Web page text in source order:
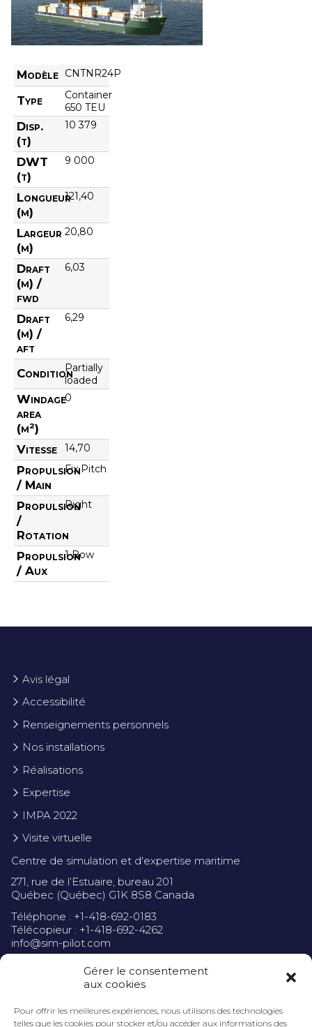
Gérer le consentement
aux cookies
Pour offrir les meilleures expériences, nous utilisons des technologies
telles que les cookies pour stocker et/ou accéder aux informations des
Modèle CNTNR24P
Type
Container
650 TEU
Disp.
(t)
10 379
DWT
(t)
9 000
Longueur
(m)
121,40
Largeur
(m)
20,80
Draft
(m) /
fwd
6,03
Draft
(m) /
aft
6,29
ConditionPartially
loaded
Windage
area
(m²)
0
Vitesse 14,70
Propulsion
/ Main
Fix Pitch
Propulsion
/
Rotation
Right
Propulsion
/ Aux
1 Bow
Avis légal
Accessibilité
Renseignements personnels
Nos installations
Réalisations
Expertise
IMPA 2022
Visite virtuelle
Centre de simulation et d'expertise maritime
271, rue de l’Estuaire, bureau 201
Québec (Québec) G1K 8S8 Canada
Téléphone : +1-418-692-0183
Télécopieur : +1-418-692-4262
info@sim-pilot.com
Politique de confidentialité